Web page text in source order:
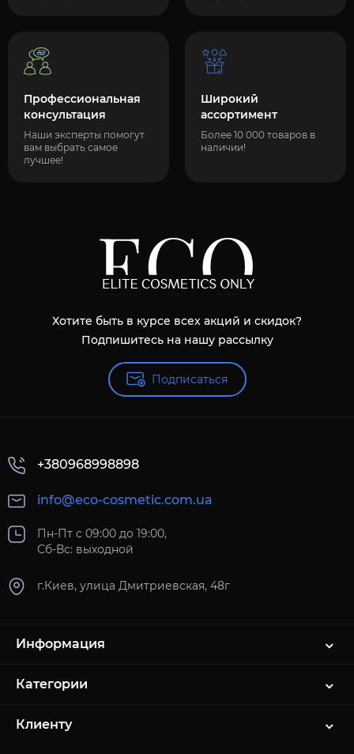
Профессиональная
консультация
Наши эксперты помогут
вам выбрать самое
лучшее!
Широкий
ассортимент
Более 10 000 товаров в
наличии!
Хотите быть в курсе всех акций и скидок?
Подпишитесь на нашу рассылку
Подписаться
+380968998898
info@eco-cosmetic.com.ua
Пн-Пт с 09:00 до 19:00,
Сб-Вс: выходной
г.Киев, улица Дмитриевская, 48г
Информация
Категории
Клиенту